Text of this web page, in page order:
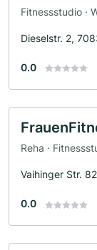
Fitnessstudio ·
Dieselstr. 2,
0.0
Reha ·
Vaihinger Str.
0.0